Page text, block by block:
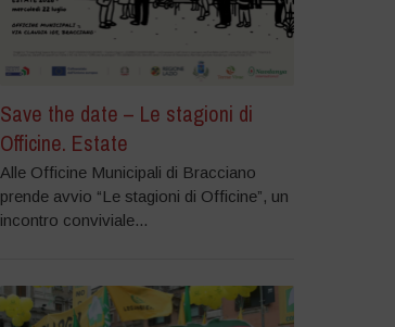
Save the date – Le stagioni di
Officine. Estate
Alle Officine Municipali di Bracciano
prende avvio “Le stagioni di Officine”, un
incontro conviviale...